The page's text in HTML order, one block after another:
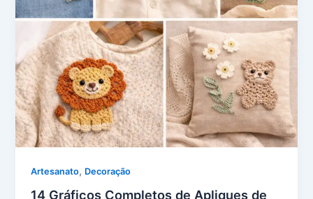
Artesanato, Decoração
14 Gráficos Completos de Apliques de